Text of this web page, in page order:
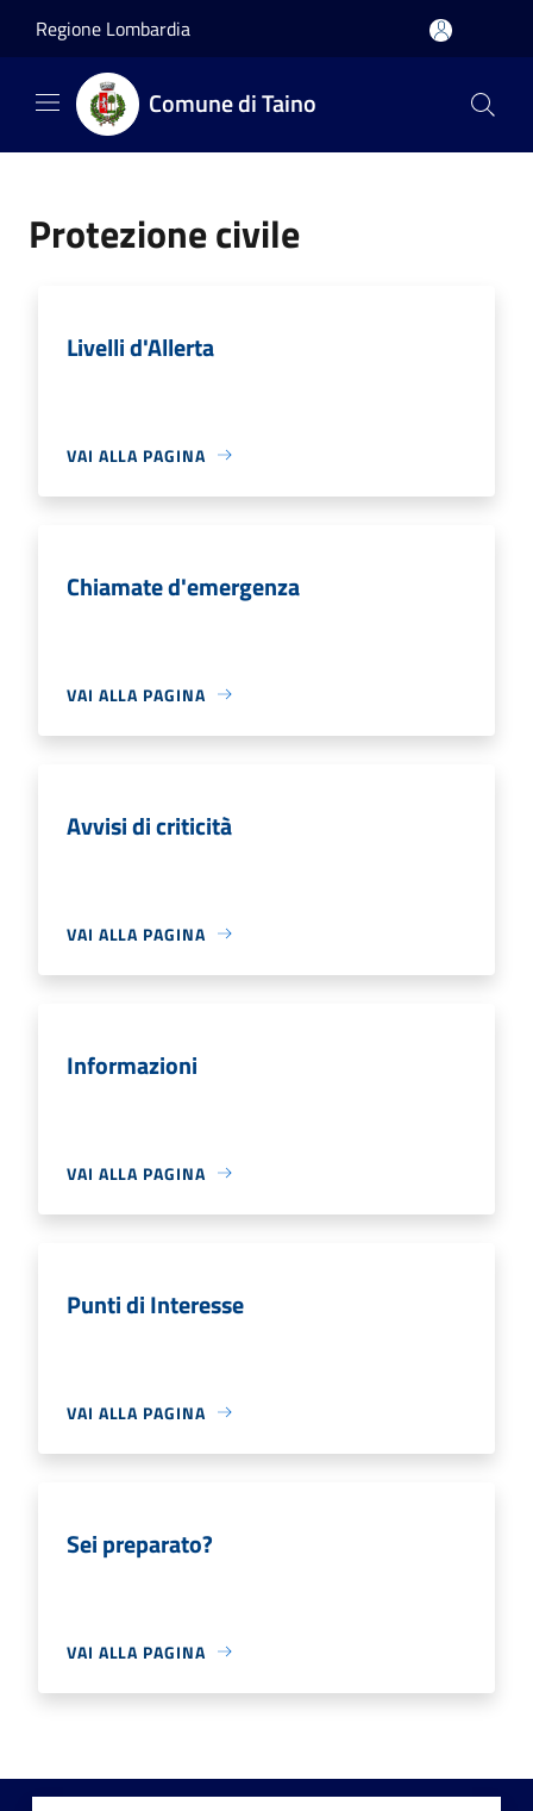
Regione Lombardia
Comune di Taino
Protezione civile
Livelli d'Allerta
VAI ALLA PAGINA
Chiamate d'emergenza
VAI ALLA PAGINA
Avvisi di criticità
VAI ALLA PAGINA
Informazioni
VAI ALLA PAGINA
Punti di Interesse
VAI ALLA PAGINA
Sei preparato?
VAI ALLA PAGINA